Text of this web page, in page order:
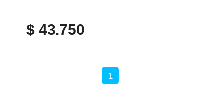
$ 43.750
1